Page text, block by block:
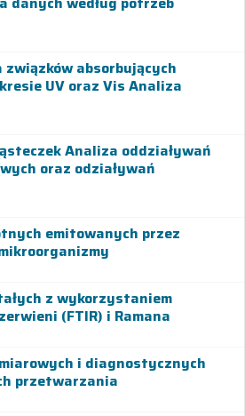
absorbujących
UV oraz Vis Analiza
Analiza oddziaływań
oraz odziaływań
emitowanych przez
z wykorzystaniem
(FTIR) i Ramana
i diagnostycznych
przetwarzania